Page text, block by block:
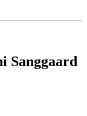
Sanggaard